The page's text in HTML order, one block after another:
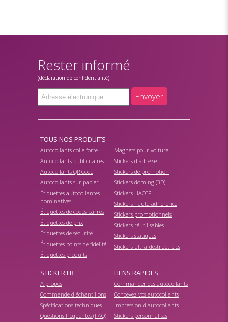
Rester informé
(déclaration de confidentialité)
Envoyer
TOUS NOS PRODUITS
Autocollants colle forte
Autocollants publicitaires
Autocollants QR Code
Autocollants sur papier
Étiquettes autocollantes
nominatives
Étiquettes de codes barres
Étiquettes de prix
Étiquettes de sécurité
Étiquettes points de fidélité
Étiquettes produits
Magnets pour voiture
Stickers d'adresse
Stickers de promotion
Stickers doming (3D)
Stickers HACCP
Stickers haute-adhérence
Stickers promotionnels
Stickers réutilisables
Stickers statiques
Stickers ultra-destructibles
STICKER.FR
A propos
Commande d'échantillons
Spécifications techniques
Questions fréquentes (FAQ)
LIENS RAPIDES
Commander des autocollants
Concevez vos autocollants
Impression d'autocollants
Stickers personnalisés